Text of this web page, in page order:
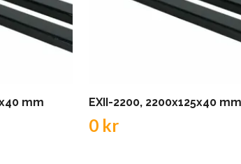
mm EXII-2200, 2200x125x40 mm
0 kr